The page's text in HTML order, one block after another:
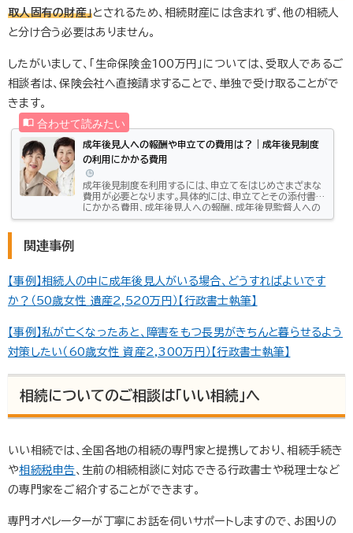
取人固有の財産」とされるため、相続財産には含まれず、他の相続人
と分け合う必要はありません。
したがいまして、「生命保険金100万円」については、受取人であるご
相談者は、保険会社へ直接請求することで、単独で受け取ることがで
きます。
成年後見人への報酬や申立ての費用は？｜成年後見制度
の利用にかかる費用
成年後見制度を利用するには、申立てをはじめさまざまな
費用が必要となります。具体的には、申立てとその添付書類
にかかる費用、成年後見人への報酬、成年後見監督人への
報酬、登記にかかる費用などです。特に成年後見人と成年
要な、申立ての費用、後見人への月々の報酬と追加の報酬、
登記などの費用などについ...
関連事例
【事例】相続人の中に成年後見人がいる場合、どうすればよいです
か？（50歳女性 遺産2,520万円）【行政書士執筆】
【事例】私が亡くなったあと、障害をもつ長男がきちんと暮らせるよう
対策したい（60歳女性 資産2,300万円）【行政書士執筆】
相続についてのご相談は「いい相続」へ
いい相続では、全国各地の相続の専門家と提携しており、相続手続き
や相続税申告、生前の相続相談に対応できる行政書士や税理士など
の専門家をご紹介することができます。
専門オペレーターが丁寧にお話を伺いサポートしますので、お困りの